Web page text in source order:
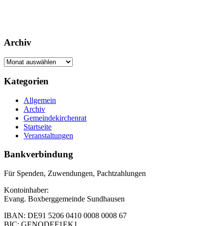
Archiv
Archiv
Footer
Inhalt
Kategorien
Allgemein
Archiv
Gemeindekirchenrat
Startseite
Veranstaltungen
Bankverbindung
Für Spenden, Zuwendungen, Pachtzahlungen
Kontoinhaber:
Evang. Boxberggemeinde Sundhausen
IBAN: DE91 5206 0410 0008 0008 67
BIC: GENODEF1EK1